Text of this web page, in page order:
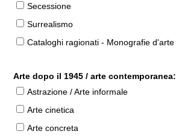
Secessione
Surrealismo
Cataloghi ragionati - Monografie d'arte
Arte dopo il 1945 / arte contemporanea:
Astrazione / Arte informale
Arte cinetica
Arte concreta